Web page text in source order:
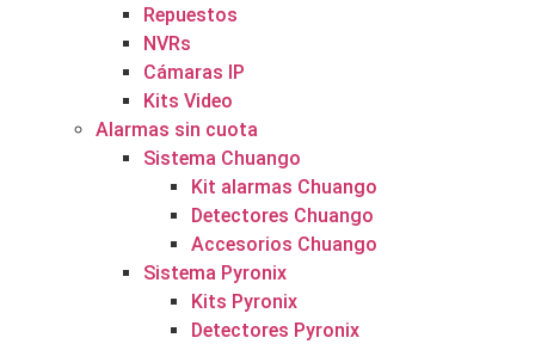
Repuestos
NVRs
Cámaras IP
Kits Video
Alarmas sin cuota
Sistema Chuango
Kit alarmas Chuango
Detectores Chuango
Accesorios Chuango
Sistema Pyronix
Kits Pyronix
Detectores Pyronix